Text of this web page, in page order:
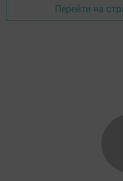
Перейти на